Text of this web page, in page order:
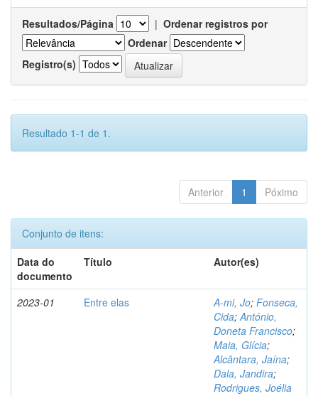
Resultados/Página | Ordenar registros por
Ordenar
Registro(s)
Resultado 1-1 de 1.
Anterior 1 Póximo
Conjunto de itens:
Data do
documento
Título Autor(es)
2023-01 Entre elas A-mi, Jo; Fonseca,
Cida;António,
Doneta Francisco;
Maia, Glícia;
Alcântara, Jaína;
Dala, Jandira;
Rodrigues, Joélia